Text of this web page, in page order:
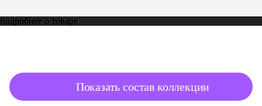
подробнее о товаре
Показать состав коллекции